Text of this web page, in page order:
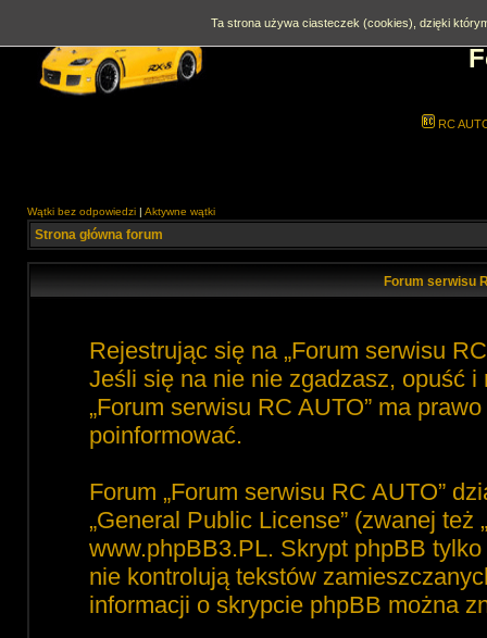
RC
Wątki bez odpowiedzi | Aktywne wątki
Strona główna forum
Forum serwisu
Rejestrując się na „Forum serwisu
Jeśli się na nie nie zgadzasz, opuść i
„Forum serwisu RC AUTO” ma
poinformować.
Forum „Forum serwisu RC AUTO”
„General Public License” (zwanej też
www.phpBB3.PL. Skrypt phpBB
nie kontrolują tekstów
informacji o skrypcie phpBB można
Ta strona używa ciasteczek (cookies), dzięki